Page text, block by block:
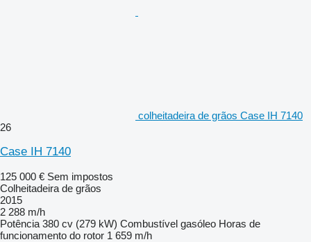
colheitadeira de grãos Case IH 7140
26
Case IH 7140
125 000 € Sem impostos
Colheitadeira de grãos
2015
2 288 m/h
Potência 380 cv (279 kW) Combustível gasóleo Horas de
funcionamento do rotor 1 659 m/h